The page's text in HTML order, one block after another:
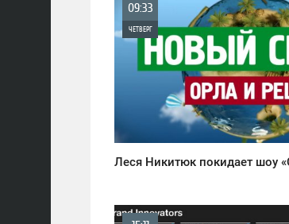
09:33
ЧЕТВЕРГ
Леся Никитюк покидает шоу